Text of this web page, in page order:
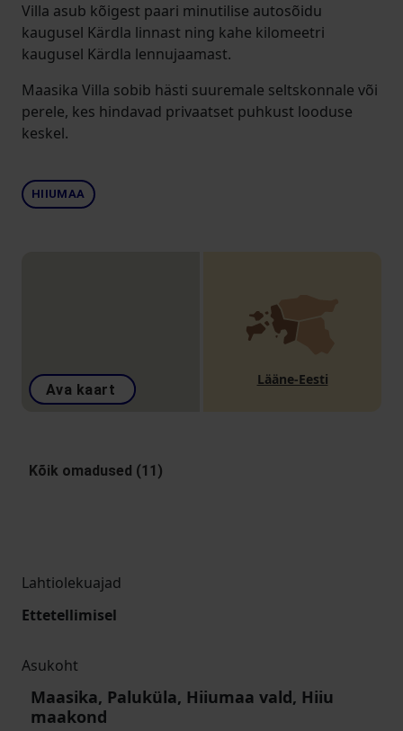
Villa asub kõigest paari minutilise autosõidu
kaugusel Kärdla linnast ning kahe kilomeetri
kaugusel Kärdla lennujaamast.
Maasika Villa sobib hästi suuremale seltskonnale või
perele, kes hindavad privaatset puhkust looduse
keskel.
HIIUMAA
Ava kaart
Lääne-Eesti
Kõik omadused (11)
Lahtiolekuajad
Ettetellimisel
Asukoht
Maasika, Paluküla, Hiiumaa vald, Hiiu
maakond